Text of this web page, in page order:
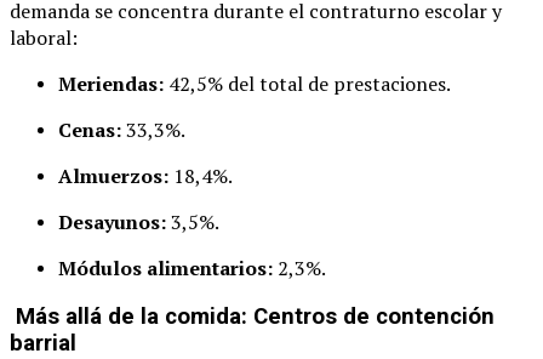
demanda se concentra durante el contraturno escolar y
laboral:
Meriendas: 42,5% del total de prestaciones.
Cenas:33,3%.
Almuerzos: 18,4%.
Desayunos:3,5%.
Módulos alimentarios: 2,3%.
Más allá de la comida: Centros de contención
barrial